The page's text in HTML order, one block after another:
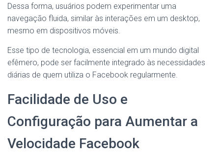
Dessa forma, usuários podem experimentar uma
navegação fluida, similar às interações em um desktop,
mesmo em dispositivos móveis.
Esse tipo de tecnologia, essencial em um mundo digital
efêmero, pode ser facilmente integrado às necessidades
diárias de quem utiliza o Facebook regularmente.
Facilidade de Uso e
Configuração para Aumentar a
Velocidade Facebook